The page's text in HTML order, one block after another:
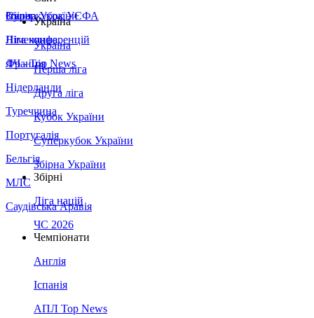
Збірна України
Італія
Німеччина
Франція
Нідерланди
Туреччина
Португалія
Бельгія
МЛС
Саудівська Аравія
Суперкубок УЄФА
Ліга конференцій
ЛЧ - Top News
Україна
Україна
Перша ліга
Друга ліга
Кубок України
Суперкубок України
Збірна України
Збірні
Ліга націй
ЧС 2026
Чемпіонати
Англія
Іспанія
АПЛ Top News